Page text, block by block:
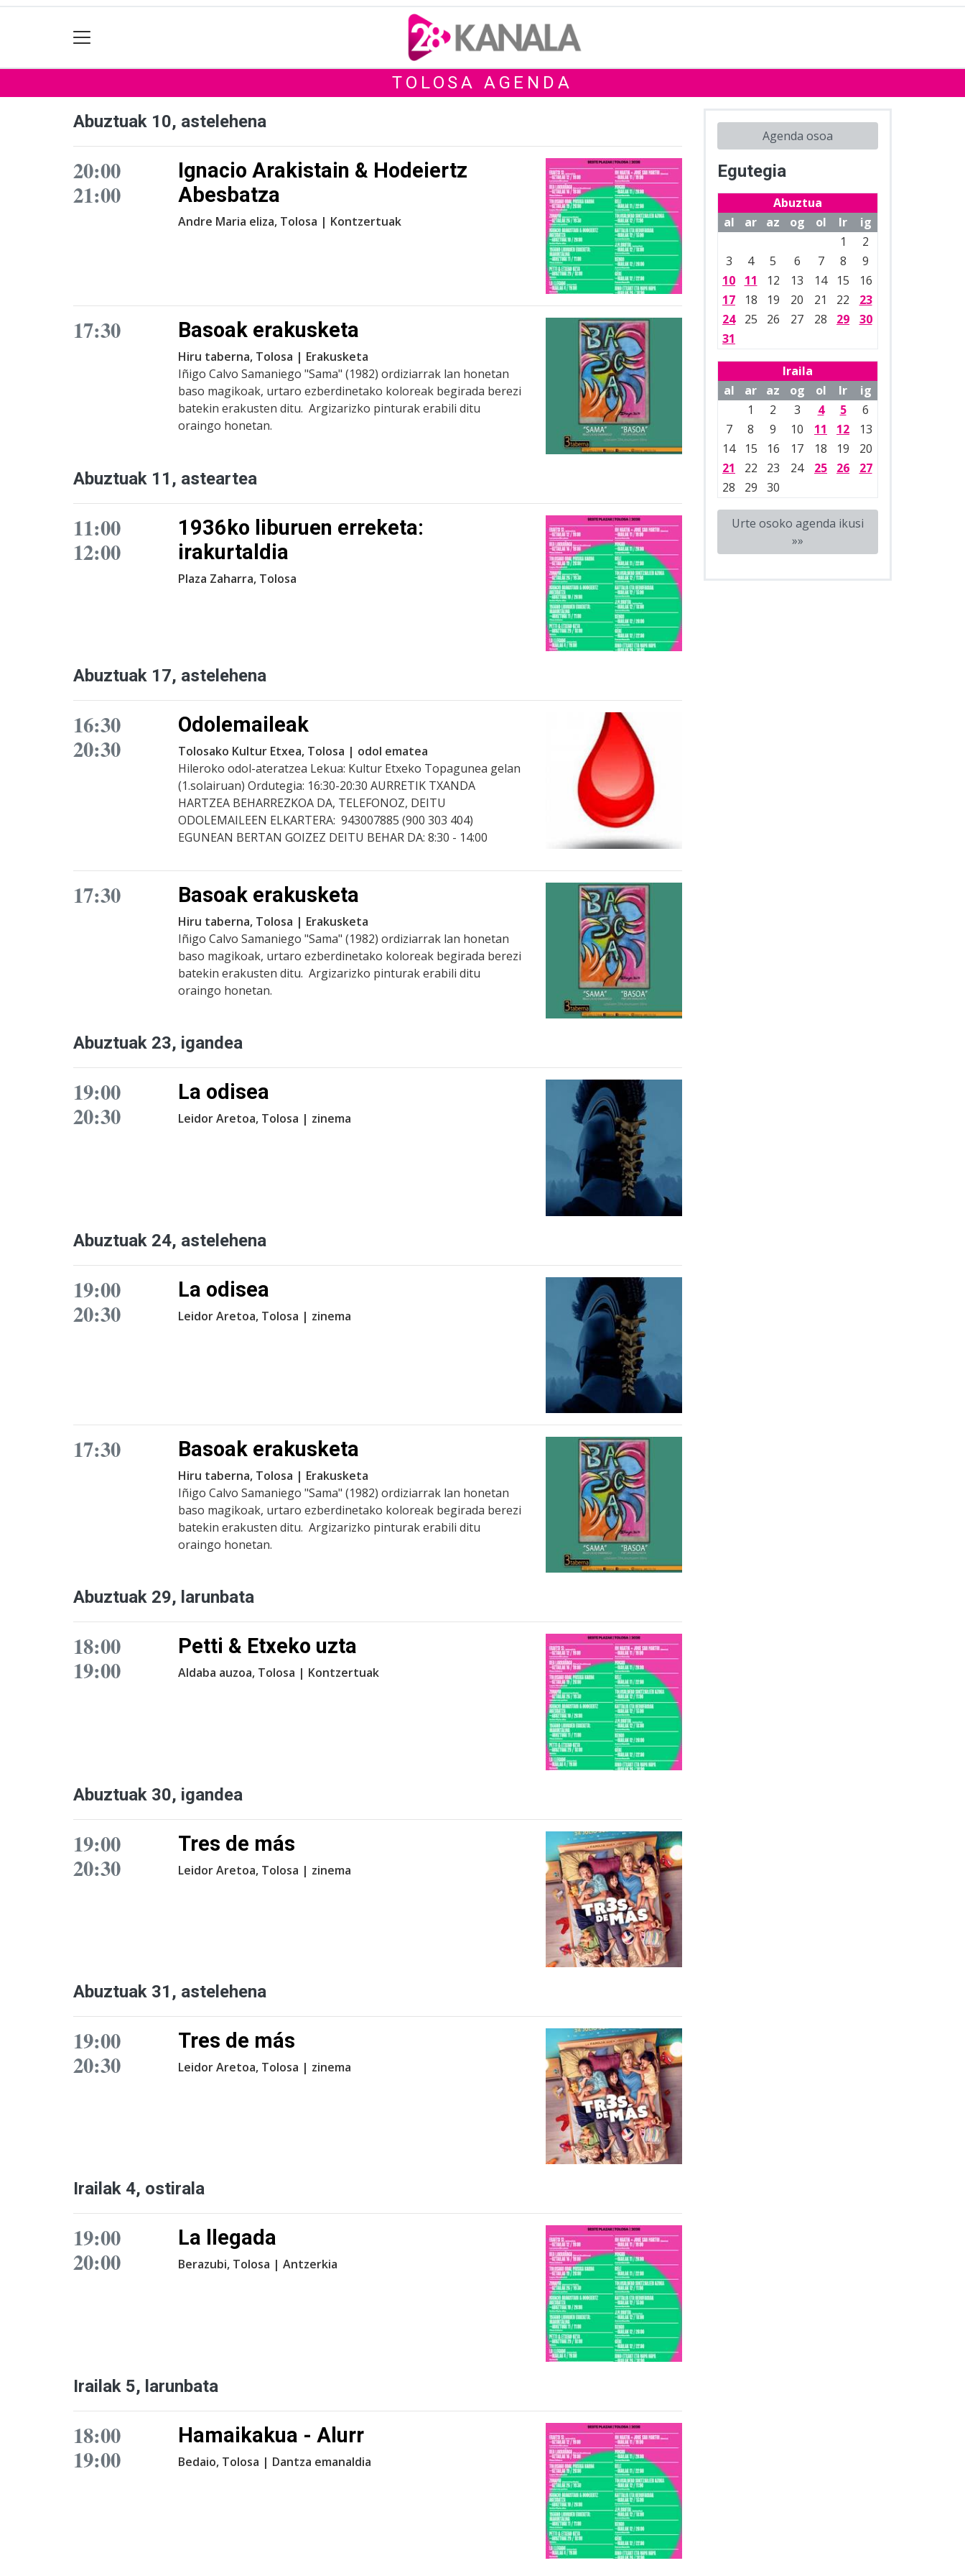
TOLOSA AGENDA
Abuztuak 10, astelehena
20:00
21:00
Ignacio Arakistain & Hodeiertz
Abesbatza
Andre Maria eliza, Tolosa | Kontzertuak
17:30 Basoak erakusketa
Hiru taberna, Tolosa | Erakusketa
Iñigo Calvo Samaniego "Sama" (1982) ordiziarrak lan honetan
baso magikoak, urtaro ezberdinetako koloreak begirada berezi
batekin erakusten ditu. Argizarizko pinturak erabili ditu
oraingo honetan.
Abuztuak 11, asteartea
11:00
12:00
1936ko liburuen erreketa:
irakurtaldia
Plaza Zaharra, Tolosa
Abuztuak 17, astelehena
16:30
20:30
Odolemaileak
Tolosako Kultur Etxea, Tolosa | odol ematea
Hileroko odol-ateratzea Lekua: Kultur Etxeko Topagunea gelan
(1.solairuan) Ordutegia: 16:30-20:30 AURRETIK TXANDA
HARTZEA BEHARREZKOA DA, TELEFONOZ, DEITU
ODOLEMAILEEN ELKARTERA: 943007885 (900 303 404)
EGUNEAN BERTAN GOIZEZ DEITU BEHAR DA: 8:30 - 14:00
17:30 Basoak erakusketa
Hiru taberna, Tolosa | Erakusketa
Iñigo Calvo Samaniego "Sama" (1982) ordiziarrak lan honetan
baso magikoak, urtaro ezberdinetako koloreak begirada berezi
batekin erakusten ditu. Argizarizko pinturak erabili ditu
oraingo honetan.
Abuztuak 23, igandea
19:00
20:30
La odisea
Leidor Aretoa, Tolosa | zinema
Abuztuak 24, astelehena
19:00
20:30
La odisea
Leidor Aretoa, Tolosa | zinema
17:30 Basoak erakusketa
Hiru taberna, Tolosa | Erakusketa
Iñigo Calvo Samaniego "Sama" (1982) ordiziarrak lan honetan
baso magikoak, urtaro ezberdinetako koloreak begirada berezi
batekin erakusten ditu. Argizarizko pinturak erabili ditu
oraingo honetan.
Abuztuak 29, larunbata
18:00
19:00
Petti & Etxeko uzta
Aldaba auzoa, Tolosa | Kontzertuak
Abuztuak 30, igandea
19:00
20:30
Tres de más
Leidor Aretoa, Tolosa | zinema
Abuztuak 31, astelehena
19:00
20:30
Tres de más
Leidor Aretoa, Tolosa | zinema
Irailak 4, ostirala
19:00
20:00
La llegada
Berazubi, Tolosa | Antzerkia
Irailak 5, larunbata
18:00
19:00
Hamaikakua - Alurr
Bedaio, Tolosa | Dantza emanaldia
Agenda osoa
Egutegia
Abuztua
al
ar az og ol lr
ig
1
2
3
4 5 6 7 8
9
10
11 12 13 14 15
16
17
18 19 20 21 22
23
24
25 26 27 28 29
30
31
Iraila
al
ar az og ol lr
ig
1
2 3 4 5
6
7
8 9 10 11 12
13
14
15 16 17 18 19
20
21
22 23 24 25 26
27
28
29 30
Urte osoko agenda ikusi
»»